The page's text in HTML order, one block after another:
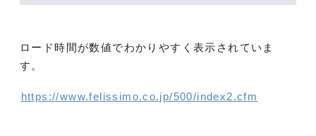
ロード時間が数値でわかりやすく表示されていま
す。
https://www.felissimo.co.jp/500/index2.cfm